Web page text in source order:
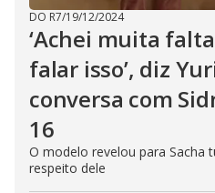
DO R7/19/12/2024
‘Achei muita
falar isso’, diz
conversa com
16
O modelo revelou para Sacha
respeito dele